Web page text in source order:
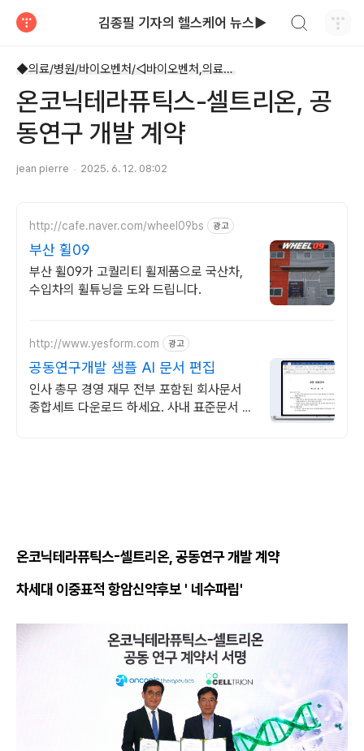
김종필 기자의 헬스케어 뉴스▶
◆의료/병원/바이오벤처/◁바이오벤처,의료기기
온코닉테라퓨틱스-셀트리온, 공
동연구 개발 계약
jean pierre 2025. 6. 12. 08:02
http://cafe.naver.com/wheel09bs 광고
부산 휠09
부산 휠09가 고퀄리티 휠제품으로 국산차,
수입차의 휠튜닝을 도와 드립니다.
http://www.yesform.com 광고
공동연구개발 샘플 AI 문서 편집
인사 총무 경영 재무 전부 포함된 회사문서
종합세트 다운로드 하세요. 사내 표준문서 바
온코닉테라퓨틱스-셀트리온, 공동연구 개발 계약
차세대 이중표적 항암신약후보 ' 네수파립'